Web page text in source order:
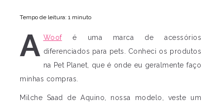
Tempo de leitura: 1 minuto
A Woofé uma marca de acessórios
diferenciados para pets. Conheci os produtos
na Pet Planet, que é onde eu geralmente faço
minhas compras.
Milche Saad de Aquino, nossa modelo, veste um